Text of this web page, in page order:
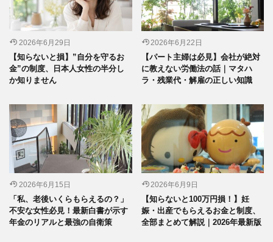
2026年6月29日
【知らないと損】”自分を守るお
金”の制度、日本人女性の半分し
か知りません
2026年6月22日
【パート主婦は必見】会社が絶対
に教えない労働法の話｜マタハ
ラ・残業代・解雇の正しい知識
2026年6月15日
「私、老後いくらもらえるの？」
不安な女性必見！最新白書が示す
年金のリアルと最強の自衛策
2026年6月9日
【知らないと100万円損！】妊
娠・出産でもらえるお金と制度、
全部まとめて解説｜2026年最新版